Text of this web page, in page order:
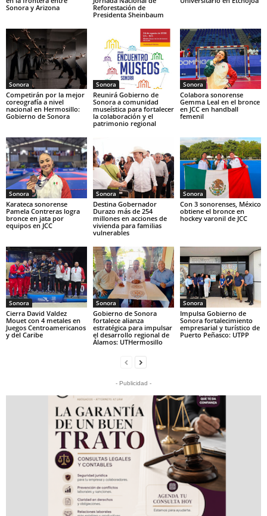
Sonora y Arizona
Reforestación de
Presidenta Sheinbaum
Sonora
Competirán por la mejor
coreografía a nivel
nacional en Hermosillo:
Gobierno de Sonora
Sonora
Reunirá Gobierno de
Sonora a comunidad
museística para fortalecer
la colaboración y el
patrimonio regional
Sonora
Colabora sonorense
Gemma Leal en el bronce
en JCC en handball
femenil
Sonora
Karateca sonorense
Pamela Contreras logra
bronce en jata por
equipos en JCC
Sonora
Destina Gobernador
Durazo más de 254
millones en acciones de
vivienda para familias
vulnerables
Sonora
Con 3 sonorenses, México
obtiene el bronce en
hockey varonil de JCC
Sonora
Cierra David Valdez
Mouet con 4 metales en
Juegos Centroamericanos
y del Caribe
Sonora
Gobierno de Sonora
fortalece alianza
estratégica para impulsar
el desarrollo regional de
Álamos: UTHermosillo
Sonora
Impulsa Gobierno de
Sonora fortalecimiento
empresarial y turístico de
Puerto Peñasco: UTPP
- Publicidad -